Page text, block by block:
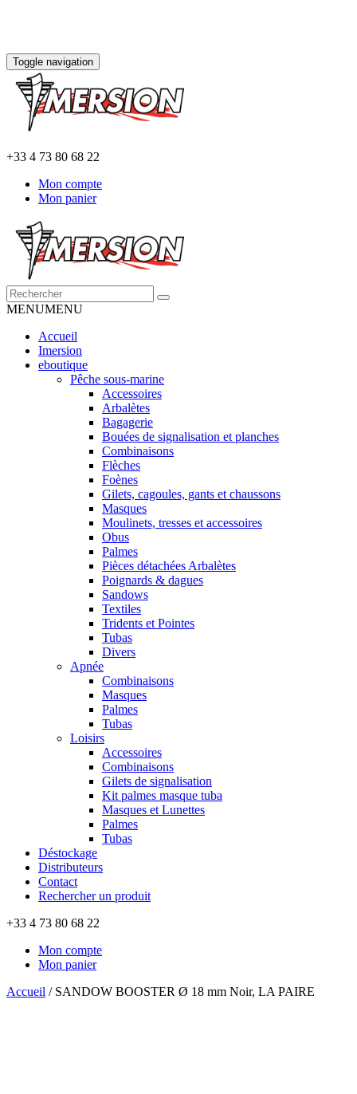
Toggle navigation
+33 4 73 80 68 22
Mon compte
Mon panier
MENUMENU
Accueil
Imersion
eboutique
Pêche sous-marine
Accessoires
Arbalètes
Bagagerie
Bouées de signalisation et planches
Combinaisons
Flèches
Foènes
Gilets, cagoules, gants et chaussons
Masques
Moulinets, tresses et accessoires
Obus
Palmes
Pièces détachées Arbalètes
Poignards & dagues
Sandows
Textiles
Tridents et Pointes
Tubas
Divers
Apnée
Combinaisons
Masques
Palmes
Tubas
Loisirs
Accessoires
Combinaisons
Gilets de signalisation
Kit palmes masque tuba
Masques et Lunettes
Palmes
Tubas
Déstockage
Distributeurs
Contact
Rechercher un produit
+33 4 73 80 68 22
Mon compte
Mon panier
Accueil / SANDOW BOOSTER Ø 18 mm Noir, LA PAIRE